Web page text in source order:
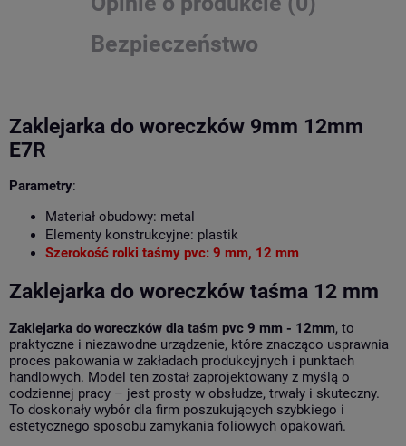
Bezpieczeństwo
Zaklejarka do woreczków 9mm 12mm
E7R
Parametry:
Materiał obudowy: metal
Elementy konstrukcyjne: plastik
Szerokość rolki taśmy pvc: 9 mm, 12 mm
Zaklejarka do woreczków taśma 12 mm
Zaklejarka do woreczków dla taśm pvc 9 mm - 12mm, to
praktyczne i niezawodne urządzenie, które znacząco usprawnia
proces pakowania w zakładach produkcyjnych i punktach
handlowych. Model ten został zaprojektowany z myślą o
codziennej pracy – jest prosty w obsłudze, trwały i skuteczny.
To doskonały wybór dla firm poszukujących szybkiego i
estetycznego sposobu zamykania foliowych opakowań.